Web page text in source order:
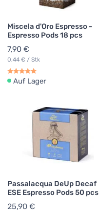
Miscela d'Oro Espresso -
Espresso Pods 18 pcs
7,90 €
0,44 € / Stk
Auf Lager
Passalacqua DeUp Decaf
ESE Espresso Pods 50 pcs
25,90 €